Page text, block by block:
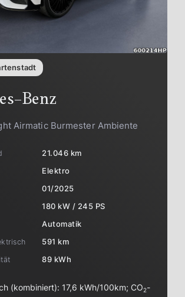
Benz
Airmatic Burmester Ambiente
21.046 km
Elektro
01/2025
180 kW / 245 PS
Automatik
591 km
89 kWh
(kombiniert): 17,6 kWh/100km;CO2-